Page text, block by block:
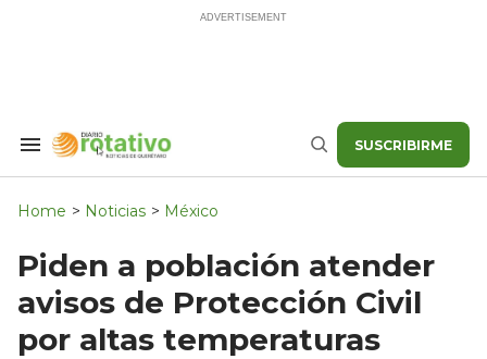
Search
Navigation
Buscar SUSCRIBIRME
Home > Noticias > México
Piden a población atender
avisos de Protección Civil
por altas temperaturas